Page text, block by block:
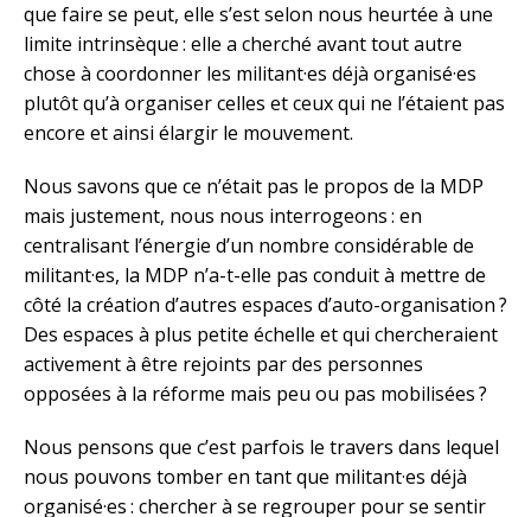
que faire se peut, elle s’est selon nous heurtée à une
limite intrinsèque : elle a cherché avant tout autre
chose à coordonner les militant·es déjà organisé·es
plutôt qu’à organiser celles et ceux qui ne l’étaient pas
encore et ainsi élargir le mouvement.
Nous savons que ce n’était pas le propos de la MDP
mais justement, nous nous interrogeons : en
centralisant l’énergie d’un nombre considérable de
militant·es, la MDP n’a-t-elle pas conduit à mettre de
côté la création d’autres espaces d’auto-organisation ?
Des espaces à plus petite échelle et qui chercheraient
activement à être rejoints par des personnes
opposées à la réforme mais peu ou pas mobilisées ?
Nous pensons que c’est parfois le travers dans lequel
nous pouvons tomber en tant que militant·es déjà
organisé·es : chercher à se regrouper pour se sentir